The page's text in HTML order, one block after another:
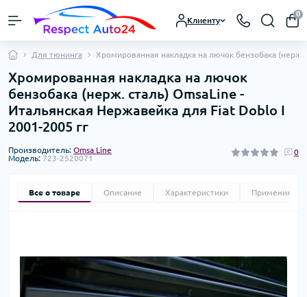
Клиенту
0
Для тюнинга Хромированная накладка на лючок бензобака (нерж.
Хромированная накладка на лючок
бензобака (нерж. сталь) OmsaLine -
Итальянская Нержавейка для Fiat Doblo I
2001-2005 гг
Производитель: Omsa Line
Модель: 723-2520071
0
Все о товаре Описание Характеристики